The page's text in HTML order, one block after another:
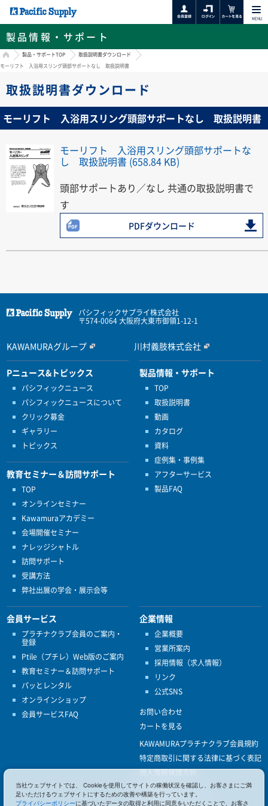
MENU
製品情報・サポート
HOME製品・サポートTOP
取扱説明書ダウンロード
モーリフト 入浴用スリング頭部サポートなし 取扱説明書
取扱説明書ダウンロード
モーリフト 入浴用スリング頭部サポートなし 取扱説明書
モーリフト 入浴用スリング頭部サポートな
し 取扱説明書 (658.84 KB)
頭部サポートあり／なし 共通の取扱説明書で
す
PDFダウンロード
パシフィックサプライ株式会社
〒574-0064 大阪府大東市御領1-12-1
KAWAMURAグループ 川村義肢株式会社
Pニュース&トピックス
パシフィックニュース
パシフィックニュースについて
クリック募金
ギャラリー
トピックス
教育セミナー＆訪問サポート
TOP
オンラインセミナー
Kawamuraアカデミー
会場開催セミナー
ナレッジシャトル
訪問サポート
受講方法
弊社出展の学会・展示会等
製品情報・サポート
TOP
取扱説明書
動画
カタログ
資料
症例集・事例集
アフターサービス
製品FAQ
会員サービス
プラチナクラブ会員のご案内・
登録
Ptile（プチレ）Web版のご案内
教育セミナー＆訪問サポート
パッとレンタル
オンラインショップ
会員サービスFAQ
企業情報
企業概要
営業所案内
採用情報（求人情報）
リンク
公式SNS
お問い合わせ
カートを見る
KAWAMURAプラチナクラブ会員規約
特定商取引に関する法律に基づく表記
個人情報保護方針
ISO9001
健康経営優良法人認定
当社ウェブサイトでは、 Cookieを使用してサイトの稼働状況を確認し、お客さまにご満
足いただけるウェブサイトにするための改善や構築を行っています。
プライバシーポリシーに基づいたデータの取得と利用に同意をいただくことで、お客さ